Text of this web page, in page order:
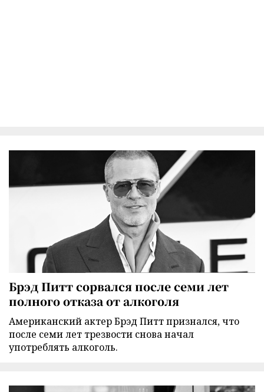
Брэд Питт сорвался после семи лет
полного отказа от алкоголя
Американский актер Брэд Питт признался, что
после семи лет трезвости снова начал
употреблять алкоголь.